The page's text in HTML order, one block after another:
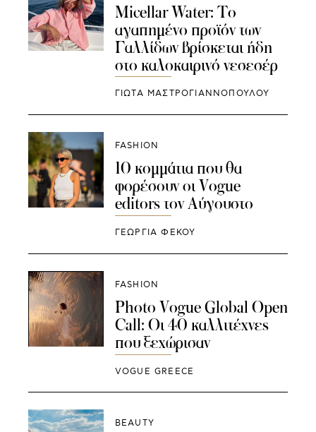
Micellar Water: Το
αγαπημένο προϊόν των
Γαλλίδων βρίσκεται ήδη
στο καλοκαιρινό νεσεσέρ
ΓΙΩΤΑ ΜΑΣΤΡΟΓΙΑΝΝΟΠΟΥΛΟΥ
FASHION
10 κομμάτια που θα
φορέσουν οι Vogue
editors τον Αύγουστο
ΓΕΩΡΓΙΑ ΦΕΚΟΥ
FASHION
Photo Vogue Global Open
Call: Οι 40 καλλιτέχνες
που ξεχώρισαν
VOGUE GREECE
BEAUTY